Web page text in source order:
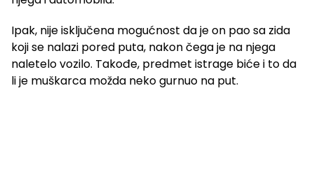
Ipak, nije isključena mogućnost da je on pao sa zida
koji se nalazi pored puta, nakon čega je na njega
naletelo vozilo. Takođe, predmet istrage biće i to da
li je muškarca možda neko gurnuo na put.